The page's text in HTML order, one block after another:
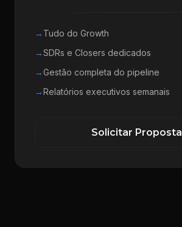
→ Tudo do Growth
→SDRs e Closers dedicados
→Gestão completa do pipeline
→Relatórios executivos semanais
Solicitar Proposta